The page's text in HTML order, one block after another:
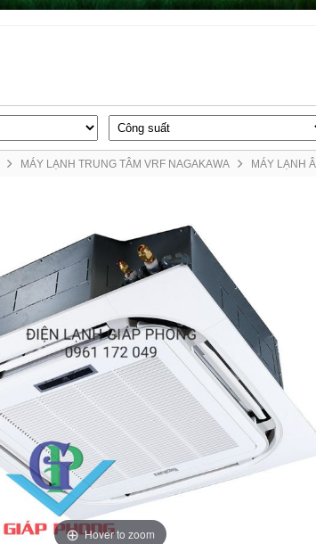
MÁY LẠNH TRUNG TÂM VRF NAGAKAWA MÁY LẠNH
Hover to zoom